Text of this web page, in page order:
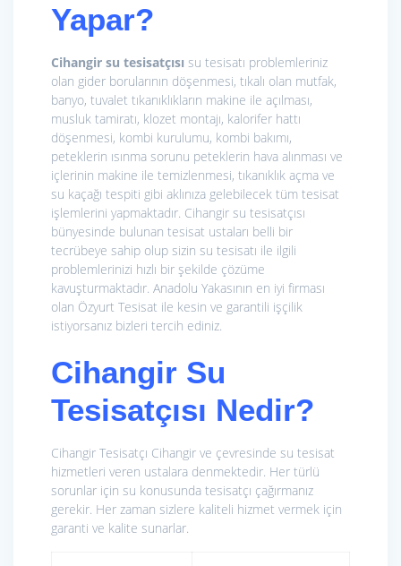
Yapar?
Cihangir su tesisatçısı su tesisatı problemleriniz
olan gider borularının döşenmesi, tıkalı olan mutfak,
banyo, tuvalet tıkanıklıkların makine ile açılması,
musluk tamiratı, klozet montajı, kalorifer hattı
döşenmesi, kombi kurulumu, kombi bakımı,
peteklerin ısınma sorunu peteklerin hava alınması ve
içlerinin makine ile temizlenmesi, tıkanıklık açma ve
su kaçağı tespiti gibi aklınıza gelebilecek tüm tesisat
işlemlerini yapmaktadır. Cihangir su tesisatçısı
bünyesinde bulunan tesisat ustaları belli bir
tecrübeye sahip olup sizin su tesisatı ile ilgili
problemlerinizi hızlı bir şekilde çözüme
kavuşturmaktadır. Anadolu Yakasının en iyi firması
olan Özyurt Tesisat ile kesin ve garantili işçilik
istiyorsanız bizleri tercih ediniz.
Cihangir Su
Tesisatçısı Nedir?
Cihangir Tesisatçı Cihangir ve çevresinde su tesisat
hizmetleri veren ustalara denmektedir. Her türlü
sorunlar için su konusunda tesisatçı çağırmanız
gerekir. Her zaman sizlere kaliteli hizmet vermek için
garanti ve kalite sunarlar.